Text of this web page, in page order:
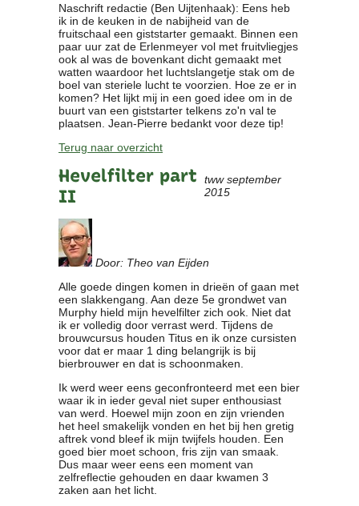
Naschrift redactie (Ben Uijtenhaak): Eens heb
ik in de keuken in de nabijheid van de
fruitschaal een giststarter gemaakt. Binnen een
paar uur zat de Erlenmeyer vol met fruitvliegjes
ook al was de bovenkant dicht gemaakt met
watten waardoor het luchtslangetje stak om de
boel van steriele lucht te voorzien. Hoe ze er in
komen? Het lijkt mij in een goed idee om in de
buurt van een giststarter telkens zo'n val te
plaatsen. Jean-Pierre bedankt voor deze tip!
Terug naar overzicht
Hevelfilter part
II
tww september
2015
Door: Theo van Eijden
Alle goede dingen komen in drieën of gaan met
een slakkengang. Aan deze 5e grondwet van
Murphy hield mijn hevelfilter zich ook. Niet dat
ik er volledig door verrast werd. Tijdens de
brouwcursus houden Titus en ik onze cursisten
voor dat er maar 1 ding belangrijk is bij
bierbrouwer en dat is schoonmaken.
Ik werd weer eens geconfronteerd met een bier
waar ik in ieder geval niet super enthousiast
van werd. Hoewel mijn zoon en zijn vrienden
het heel smakelijk vonden en het bij hen gretig
aftrek vond bleef ik mijn twijfels houden. Een
goed bier moet schoon, fris zijn van smaak.
Dus maar weer eens een moment van
zelfreflectie gehouden en daar kwamen 3
zaken aan het licht.